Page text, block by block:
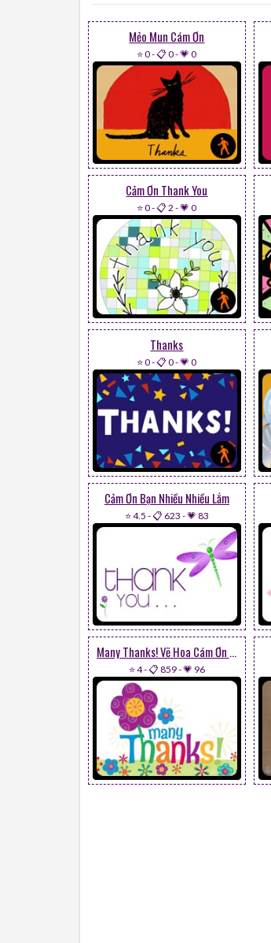
Mẻo Mun Cám Ơn
⭐ 0-📋 0-💗 0
Cảm Ơn Thank You
⭐ 0-📋 2 -💗 0
Thanks
⭐ 0-📋 0-💗 0
Cảm Ơn Bạn Nhiều Nhiều Lắm
⭐ 4.5 -📋 623 -💗 83
Many Thanks! Vẽ Hoa Cám Ơn Bạn
⭐ 4-📋 859-💗 96